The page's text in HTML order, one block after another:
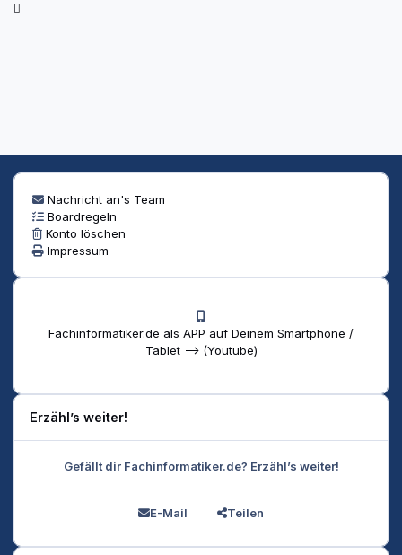
Nachricht an's Team
Boardregeln
Konto löschen
Impressum
Fachinformatiker.de als APP auf Deinem Smartphone /
Tablet --> (Youtube)
Erzähl’s weiter!
Gefällt dir Fachinformatiker.de? Erzähl’s weiter!
E-Mail Teilen